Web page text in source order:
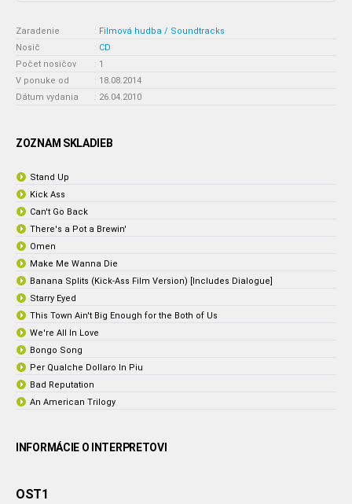
Zaradenie : Filmová hudba / Soundtracks
Nosič
: CD
Počet nosičov
: 1
V ponuke od
: 18.08.2014
Dátum vydania
: 26.04.2010
ZOZNAM SKLADIEB
Stand Up
Kick Ass
Can't Go Back
There's a Pot a Brewin'
Omen
Make Me Wanna Die
Banana Splits (Kick-Ass Film Version) [Includes Dialogue]
Starry Eyed
This Town Ain't Big Enough for the Both of Us
We're All In Love
Bongo Song
Per Qualche Dollaro In Piu
Bad Reputation
An American Trilogy
INFORMÁCIE O INTERPRETOVI
OST1